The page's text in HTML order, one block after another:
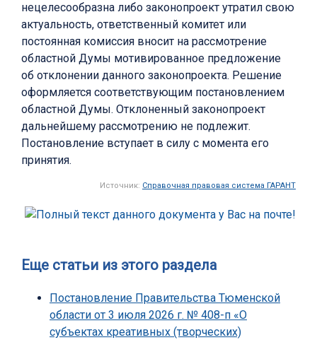
нецелесообразна либо законопроект утратил свою
актуальность, ответственный комитет или
постоянная комиссия вносит на рассмотрение
областной Думы мотивированное предложение
об отклонении данного законопроекта. Решение
оформляется соответствующим постановлением
областной Думы. Отклоненный законопроект
дальнейшему рассмотрению не подлежит.
Постановление вступает в силу с момента его
принятия.
Источник: Справочная правовая система ГАРАНТ
Еще статьи из этого раздела
Постановление Правительства Тюменской
области от 3 июля 2026 г. № 408-п «О
субъектах креативных (творческих)